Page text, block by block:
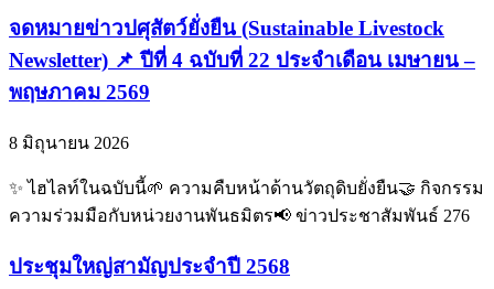
Summit 2026
จดหมายข่าวปศุสัตว์ยั่งยืน (Sustainable Livestock
Newsletter) 📌 ปีที่ 4 ฉบับที่ 22 ประจำเดือน เมษายน –
พฤษภาคม 2569
8 มิถุนายน 2026
✨ ไฮไลท์ในฉบับนี้🌱 ความคืบหน้าด้านวัตถุดิบยั่งยืน🤝 กิจกรรม
ความร่วมมือกับหน่วยงานพันธมิตร📢 ข่าวประชาสัมพันธ์ 276